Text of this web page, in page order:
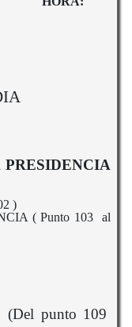
)
( Punto 103 al
(Del punto 109